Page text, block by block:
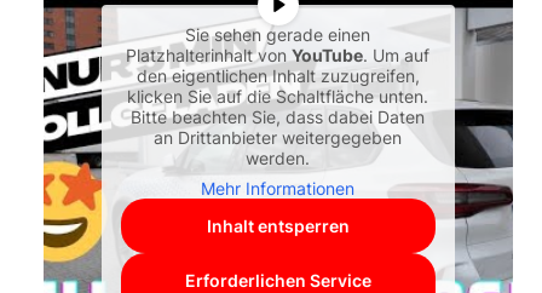
Sie sehen gerade einen
Platzhalterinhalt vonYouTube. Um auf
den eigentlichen Inhalt zuzugreifen,
klicken Sie auf die Schaltfläche unten.
Bitte beachten Sie, dass dabei Daten
an Drittanbieter weitergegeben
werden.
Mehr Informationen
Inhalt entsperren
Erforderlichen Service